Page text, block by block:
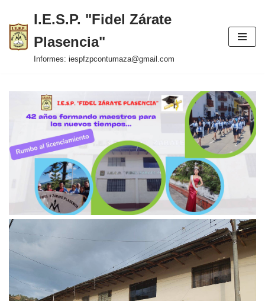
Saltar
al
contenido
I.E.S.P. "Fidel Zárate
Plasencia"
Informes: iespfzpcontumaza@gmail.com